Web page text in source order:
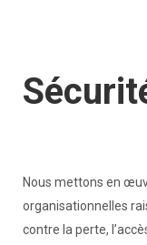
Nous mettons en
organisationnelles
contre la perte,